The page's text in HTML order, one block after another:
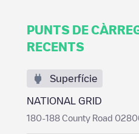
PUNTS DE
RECENTS
Superfície
NATIONAL GRID
180-188 County Road